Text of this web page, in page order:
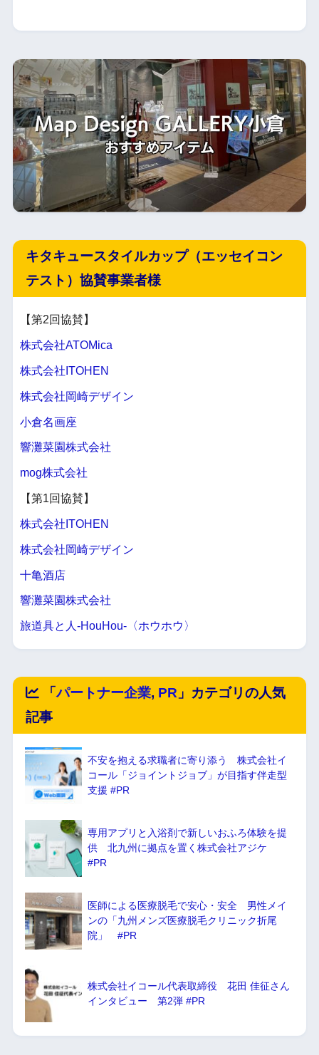
キタキュースタイルカップ（エッセイコン
テスト）協賛事業者様
【第2回協賛】
株式会社ATOMica
株式会社ITOHEN
株式会社岡崎デザイン
小倉名画座
響灘菜園株式会社
mog株式会社
【第1回協賛】
株式会社ITOHEN
株式会社岡崎デザイン
十亀酒店
響灘菜園株式会社
旅道具と人-HouHou-〈ホウホウ〉
「パートナー企業, PR 」カテゴリの人気
記事
不安を抱える求職者に寄り添う 株式会社イ
コール「ジョイントジョブ」が目指す伴走型
支援 #PR
専用アプリと入浴剤で新しいおふろ体験を提
供 北九州に拠点を置く株式会社アジケ
#PR
医師による医療脱毛で安心・安全 男性メイ
ンの「九州メンズ医療脱毛クリニック折尾
院」 #PR
株式会社イコール代表取締役 花田 佳征さん
インタビュー 第2弾 #PR